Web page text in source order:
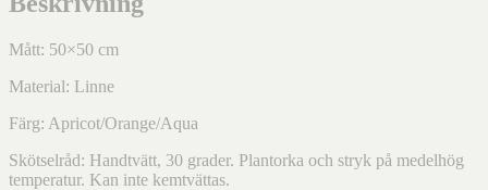
Mått: 50×50 cm
Material: Linne
Färg: Apricot/Orange/Aqua
Skötselråd: Handtvätt, 30 grader. Plantorka och stryk på medelhög
temperatur. Kan inte kemtvättas.